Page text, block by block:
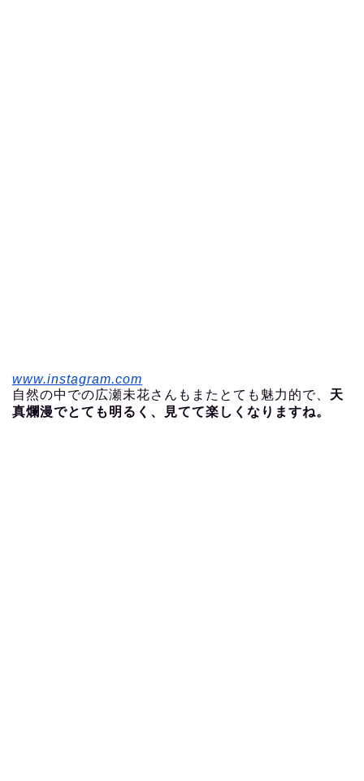
www.instagram.com
自然の中での広瀬未花さんもまたとても魅力的で、 天
真爛漫でとても明るく、見てて楽しくなりますね。